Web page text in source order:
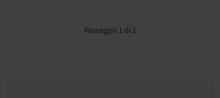
Passaggio 1 di 2